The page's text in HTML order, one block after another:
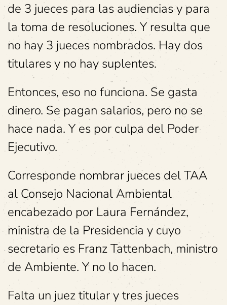
de 3 jueces para las audiencias y para
la toma de resoluciones. Y resulta que
no hay 3 jueces nombrados. Hay dos
titulares y no hay suplentes.
Entonces, eso no funciona. Se gasta
dinero. Se pagan salarios, pero no se
hace nada. Y es por culpa del Poder
Ejecutivo.
Corresponde nombrar jueces del TAA
al Consejo Nacional Ambiental
encabezado por Laura Fernández,
ministra de la Presidencia y cuyo
secretario es Franz Tattenbach, ministro
de Ambiente. Y no lo hacen.
Falta un juez titular y tres jueces